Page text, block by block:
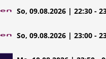
So, 09.08.2026 | 22:30 -
So, 09.08.2026 | 23:00 -